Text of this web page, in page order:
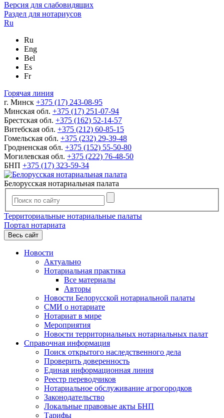
Версия для слабовидящих
Раздел для нотариусов
Ru
Ru
Eng
Bel
Es
Fr
Горячая линия
г. Минск +375 (17) 243-08-95
Минская обл. +375 (17) 251-07-94
Брестская обл. +375 (162) 52-14-57
Витебская обл. +375 (212) 60-85-15
Гомельская обл. +375 (232) 29-39-48
Гродненская обл. +375 (152) 55-50-80
Могилевская обл. +375 (222) 76-48-50
БНП +375 (17) 323-59-34
Белорусская нотариальная палата
Территориальные нотариальные палаты
Портал нотариата
Весь сайт
Новости
Актуально
Нотариальная практика
Все материалы
Авторы
Новости Белорусской нотариальной палаты
СМИ о нотариате
Нотариат в мире
Мероприятия
Новости территориальных нотариальных палат
Справочная информация
Поиск открытого наследственного дела
Проверить доверенность
Единая информационная линия
Реестр переводчиков
Нотариальное обслуживание агрогородков
Законодательство
Локальные правовые акты БНП
Тарифы